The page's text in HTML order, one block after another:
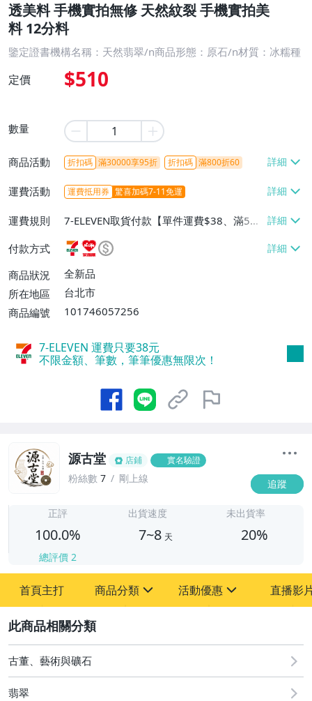
透美料 手機實拍無修 天然紋裂 手機實拍美
料 12分料
鑒定證書機構名稱：天然翡翠/n商品形態：原石/n材質：冰糯種
定價 $510
數量
商品活動 折扣碼 滿30000享95折 折扣碼 滿800折60
運費活動 運費抵用券 驚喜加碼7-11免運
運費規則
7-ELEVEN取貨付款【單件運費$38、滿5件
或消費滿$1298免運費】、7-ELEVEN取貨
不付款【免運費】、萊爾富取貨付款【單件
運費$60、滿5件或消費滿$1298免運
費】、宅配/貨運【單件運費$120、滿5件
付款方式
商品狀況
全新品
所在地區
台北市
商品編號
101746057256
7-ELEVEN 運費只要38元
不限金額、筆數，筆筆優惠無限次！
源古堂 店鋪 實名驗證
粉絲數 7 剛上線 追蹤
正評
100.0%
總評價 2
出貨速度
7~8 天
未出貨率
20%
首頁主打 商品分類
其它
活動優惠
[全店] 周年慶
[全店] 粉絲專享
直播影
古董、藝術與礦石
翡翠